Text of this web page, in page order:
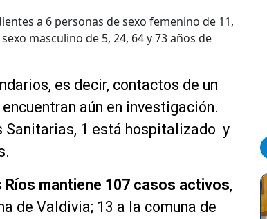
a 6 personas de sexo femenino de 11,
masculino de 5, 24, 64 y 73 años de
es decir, contactos de un
aún en investigación.
Sanitarias, 1 está hospitalizado y
Ríos mantiene 107 casos activos,
de Valdivia; 13 a la comuna de